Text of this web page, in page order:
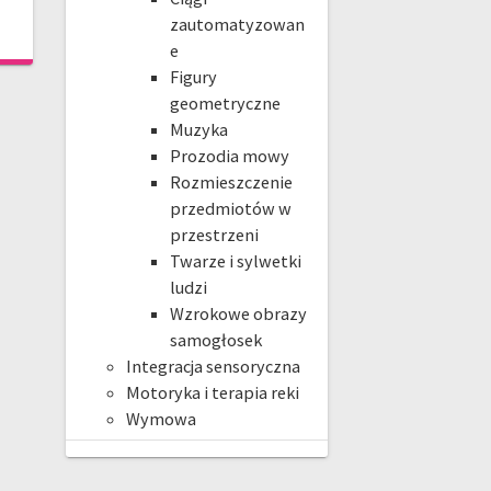
zautomatyzowan
e
Figury
geometryczne
Muzyka
Prozodia mowy
Rozmieszczenie
przedmiotów w
przestrzeni
Twarze i sylwetki
ludzi
Wzrokowe obrazy
samogłosek
Integracja sensoryczna
Motoryka i terapia reki
Wymowa